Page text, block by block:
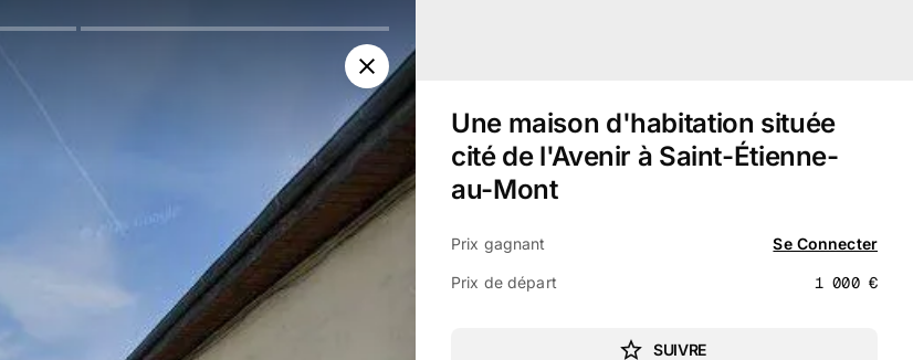
Une maison d'habitation située
cité de l'Avenir à Saint-Étienne-
au-Mont
Prix gagnant Se Connecter
Prix de départ 1 000 €
SUIVRE